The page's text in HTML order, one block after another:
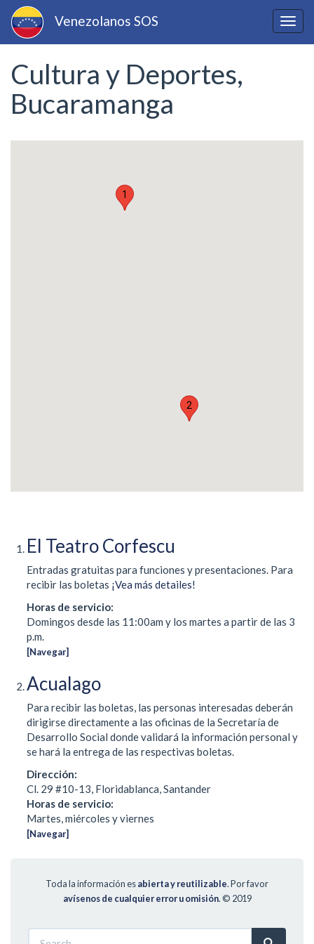
Pasar
contenido
Venezolanos SOS
Cultura y Deportes,
Bucaramanga
1
2
El Teatro Corfescu
Entradas gratuitas para funciones y presentaciones. Para
recibir las boletas ¡Vea más detailes!
Horas de servicio:
Domingos desde las 11:00am y los martes a partir de las 3
p.m.
[Navegar]
Acualago
Para recibir las boletas, las personas interesadas deberán
dirigirse directamente a las oficinas de la Secretaría de
Desarrollo Social donde validará la información personal y
se hará la entrega de las respectivas boletas.
Dirección:
Cl. 29 #10-13, Floridablanca, Santander
Horas de servicio:
Martes, miércoles y viernes
[Navegar]
Toda la información esabierta y reutilizable. Por favor
avísenos de cualquier error u omisión. © 2019
Search